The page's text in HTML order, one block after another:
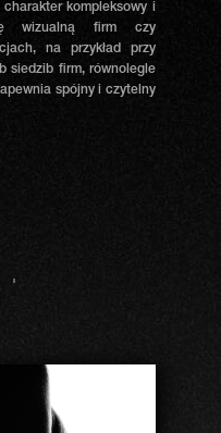
kompleksowy i
wizualną firm czy
na przykład przy
siedzib firm, równolegle
spójny i czytelny